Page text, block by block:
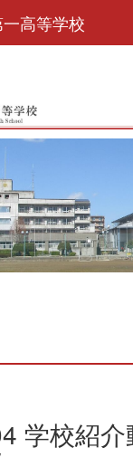
高等学校
学校紹